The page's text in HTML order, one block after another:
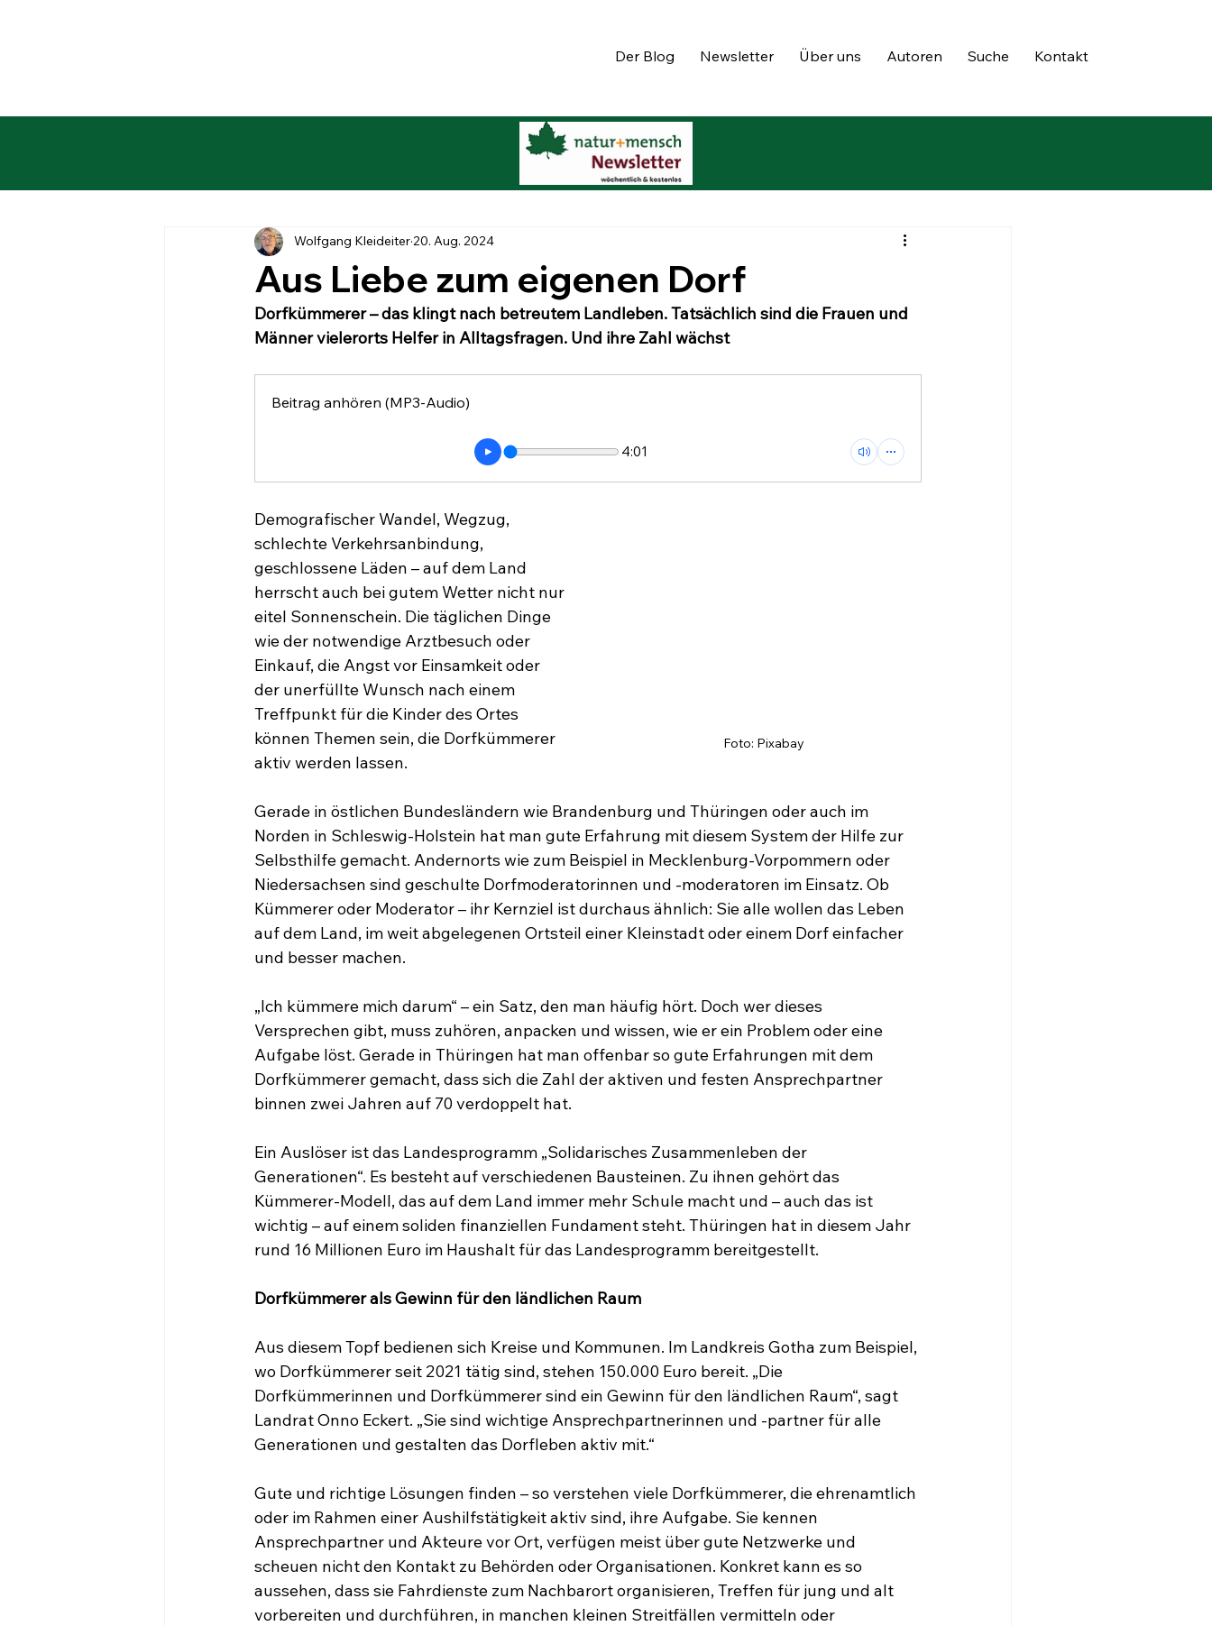
Der Blog Newsletter Über uns Autoren Suche Kontakt
Aus Liebe zum eigenen Dorf
Wolfgang Kleideiter20. Aug. 2024
Dorfkümmerer – das klingt nach betreutem Landleben. Tatsächlich sind die Frauen und
Männer vielerorts Helfer in Alltagsfragen. Und ihre Zahl wächst
Beitrag anhören (MP3-Audio)
4:01
Foto: Pixabay
Demografischer Wandel, Wegzug,
schlechte Verkehrsanbindung,
geschlossene Läden – auf dem Land
herrscht auch bei gutem Wetter nicht nur
eitel Sonnenschein. Die täglichen Dinge
wie der notwendige Arztbesuch oder
Einkauf, die Angst vor Einsamkeit oder
der unerfüllte Wunsch nach einem
Treffpunkt für die Kinder des Ortes
können Themen sein, die Dorfkümmerer
aktiv werden lassen.
Gerade in östlichen Bundesländern wie Brandenburg und Thüringen oder auch im
Norden in Schleswig-Holstein hat man gute Erfahrung mit diesem System der Hilfe zur
Selbsthilfe gemacht. Andernorts wie zum Beispiel in Mecklenburg-Vorpommern oder
Niedersachsen sind geschulte Dorfmoderatorinnen und -moderatoren im Einsatz. Ob
Kümmerer oder Moderator – ihr Kernziel ist durchaus ähnlich: Sie alle wollen das Leben
auf dem Land, im weit abgelegenen Ortsteil einer Kleinstadt oder einem Dorf einfacher
und besser machen.
„Ich kümmere mich darum“ – ein Satz, den man häufig hört. Doch wer dieses
Versprechen gibt, muss zuhören, anpacken und wissen, wie er ein Problem oder eine
Aufgabe löst. Gerade in Thüringen hat man offenbar so gute Erfahrungen mit dem
Dorfkümmerer gemacht, dass sich die Zahl der aktiven und festen Ansprechpartner
binnen zwei Jahren auf 70 verdoppelt hat.
Ein Auslöser ist das Landesprogramm „Solidarisches Zusammenleben der
Generationen“. Es besteht auf verschiedenen Bausteinen. Zu ihnen gehört das
Kümmerer-Modell, das auf dem Land immer mehr Schule macht und – auch das ist
wichtig – auf einem soliden finanziellen Fundament steht. Thüringen hat in diesem Jahr
rund 16 Millionen Euro im Haushalt für das Landesprogramm bereitgestellt.
Dorfkümmerer als Gewinn für den ländlichen Raum
Aus diesem Topf bedienen sich Kreise und Kommunen. Im Landkreis Gotha zum Beispiel,
wo Dorfkümmerer seit 2021 tätig sind, stehen 150.000 Euro bereit. „Die
Dorfkümmerinnen und Dorfkümmerer sind ein Gewinn für den ländlichen Raum“, sagt
Landrat Onno Eckert. „Sie sind wichtige Ansprechpartnerinnen und -partner für alle
Generationen und gestalten das Dorfleben aktiv mit.“
Gute und richtige Lösungen finden – so verstehen viele Dorfkümmerer, die ehrenamtlich
oder im Rahmen einer Aushilfstätigkeit aktiv sind, ihre Aufgabe. Sie kennen
Ansprechpartner und Akteure vor Ort, verfügen meist über gute Netzwerke und
scheuen nicht den Kontakt zu Behörden oder Organisationen. Konkret kann es so
aussehen, dass sie Fahrdienste zum Nachbarort organisieren, Treffen für jung und alt
vorbereiten und durchführen, in manchen kleinen Streitfällen vermitteln oder